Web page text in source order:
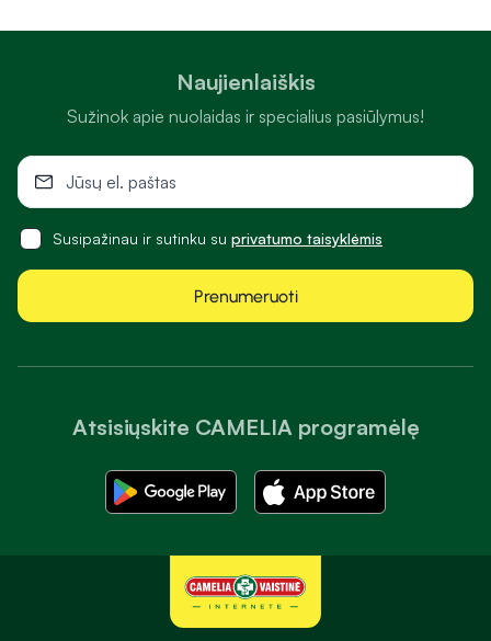
Atsisiųskite CAMELIA programėlę
Naujienlaiškis
Sužinok apie nuolaidas ir specialius pasiūlymus!
Susipažinau ir sutinku su privatumo taisyklėmis
Prenumeruoti